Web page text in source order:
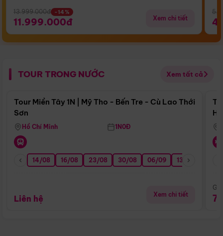
13.999.000đ -14%
11.999.000đ Xem chi tiết
TOUR TRONG NƯỚC Xem tất cả
Điểm nổi bật
Tour Miền Tây 1N | Mỹ Tho - Bến Tre - Cù Lao Thới
Sơn
Hồ Chí Minh 1N0Đ
14/08 16/08 23/08 30/08 06/09 13/09
Liên hệ Xem chi tiết